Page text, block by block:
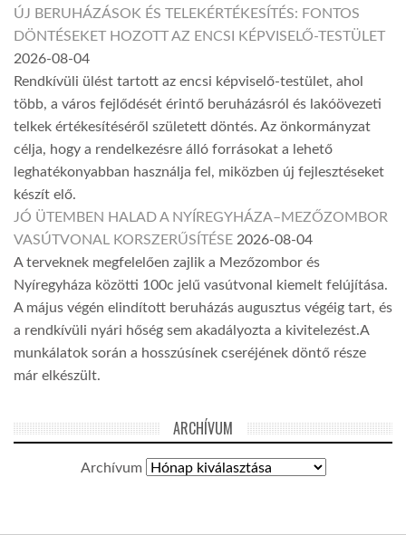
ÚJ BERUHÁZÁSOK ÉS TELEKÉRTÉKESÍTÉS: FONTOS
DÖNTÉSEKET HOZOTT AZ ENCSI KÉPVISELŐ-TESTÜLET
2026-08-04
Rendkívüli ülést tartott az encsi képviselő-testület, ahol
több, a város fejlődését érintő beruházásról és lakóövezeti
telkek értékesítéséről született döntés. Az önkormányzat
célja, hogy a rendelkezésre álló forrásokat a lehető
leghatékonyabban használja fel, miközben új fejlesztéseket
készít elő.
JÓ ÜTEMBEN HALAD A NYÍREGYHÁZA–MEZŐZOMBOR
VASÚTVONAL KORSZERŰSÍTÉSE 2026-08-04
A terveknek megfelelően zajlik a Mezőzombor és
Nyíregyháza közötti 100c jelű vasútvonal kiemelt felújítása.
A május végén elindított beruházás augusztus végéig tart, és
a rendkívüli nyári hőség sem akadályozta a kivitelezést.A
munkálatok során a hosszúsínek cseréjének döntő része
már elkészült.
ARCHÍVUM
Archívum